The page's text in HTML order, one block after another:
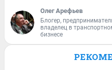
Олег Арефьев
Блогер,
владелец в
бизнесе